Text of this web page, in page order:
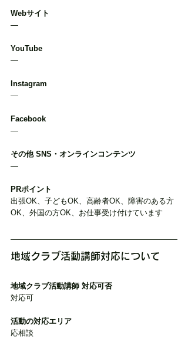
Webサイト
―
YouTube
―
Instagram
―
Facebook
―
その他 SNS・オンラインコンテンツ
―
PRポイント
出張OK、子どもOK、高齢者OK、障害のある方
OK、外国の方OK、お仕事受け付けています
地域クラブ活動講師対応について
地域クラブ活動講師 対応可否
対応可
活動の対応エリア
応相談